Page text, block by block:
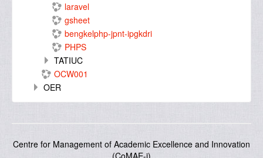
laravel
gsheet
bengkelphp-jpnt-ipgkdri
PHPS
TATIUC
OCW001
OER
Centre for Management of Academic Excellence and Innovation